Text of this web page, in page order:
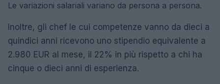
Le variazioni salariali variano da persona a persona.
Inoltre, gli chef le cui competenze vanno da dieci a
quindici anni ricevono uno stipendio equivalente a
2.980 EUR al mese, il 22% in più rispetto a chi ha
cinque o dieci anni di esperienza.